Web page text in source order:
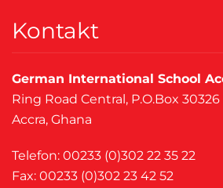
Kontakt
German International School
Ring Road Central, P.O.Box 30326
Accra, Ghana
Telefon: 00233 (0)302 22 35 22
Fax: 00233 (0)302 23 42 52